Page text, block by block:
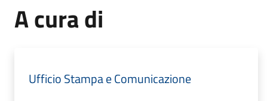
A cura di
Ufficio Stampa e Comunicazione